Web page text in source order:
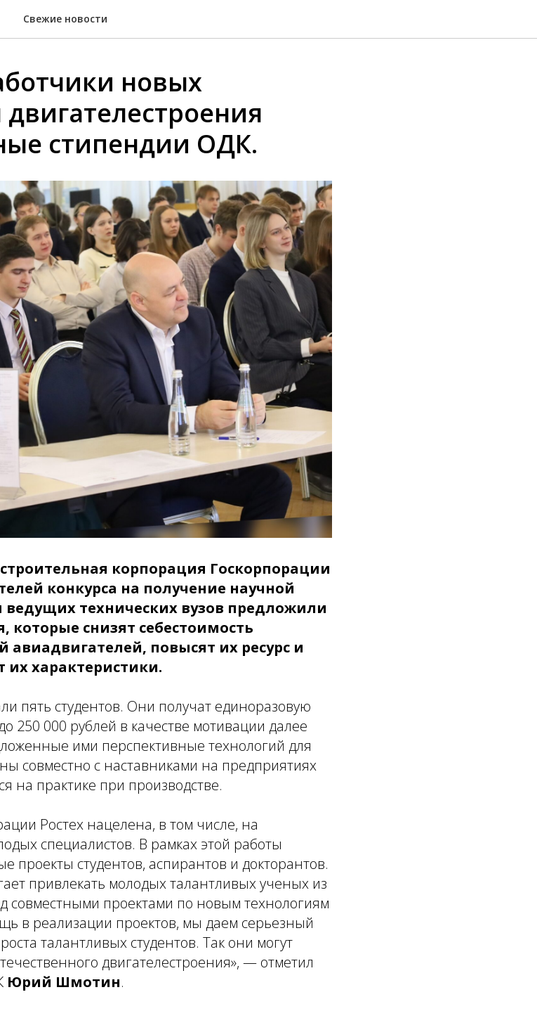
Свежие новости
новых
стипендии ОДК.
корпорация Госкорпорации
конкурса на получение научной
технических вузов предложили
которые снизят себестоимость
повысят их ресурс и
их характеристики.
пять студентов. Они получат единоразовую
250 000 рублей в качестве мотивации далее
ими перспективные технологий для
совместно с наставниками на предприятиях
на практике при производстве.
Ростех нацелена, в том числе, на
специалистов. В рамках этой работы
проекты студентов, аспирантов и докторантов.
привлекать молодых талантливых ученых из
совместными проектами по новым технологиям
в реализации проектов, мы даем серьезный
талантливых студентов. Так они могут
двигателестроения», — отметил
Юрий Шмотин.